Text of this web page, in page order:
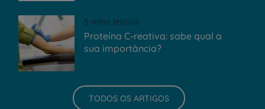
5 mins leitura
Proteína C-reativa: sabe qual a
sua importância?
TODOS OS ARTIGOS